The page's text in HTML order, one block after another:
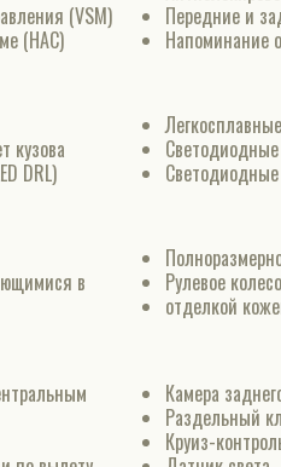
(VSM)
(HAC)
Передние и
Напоминание
кузова
DRL)
в
Рулевое
отделкой
Камера
Раздельный
Круиз-